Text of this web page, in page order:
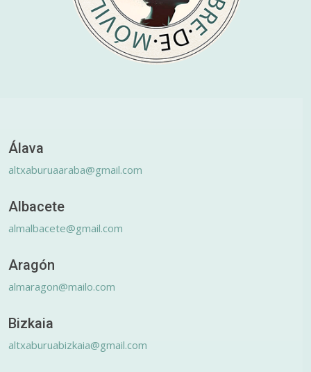
Álava
altxaburuaaraba@gmail.com
Albacete
almalbacete@gmail.com
Aragón
almaragon@mailo.com
Bizkaia
altxaburuabizkaia@gmail.com